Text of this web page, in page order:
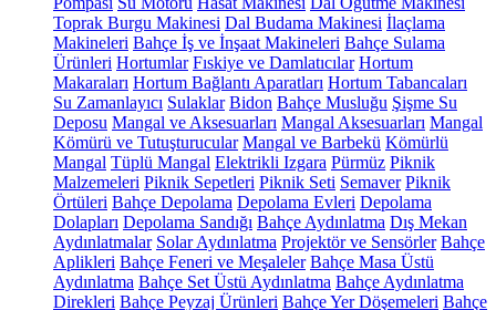
Toprak Burgu Makinesi Dal Budama Makinesi İlaçlama
Makineleri Bahçe İş ve İnşaat Makineleri Bahçe Sulama
Ürünleri Hortumlar Fıskiye ve Damlatıcılar Hortum
Makaraları Hortum Bağlantı Aparatları Hortum Tabancaları
Su Zamanlayıcı Sulaklar Bidon Bahçe Musluğu Şişme Su
Deposu Mangal ve Aksesuarları Mangal Aksesuarları Mangal
Kömürü ve Tutuşturucular Mangal ve Barbekü Kömürlü
Mangal Tüplü Mangal Elektrikli Izgara Pürmüz Piknik
Malzemeleri Piknik Sepetleri Piknik Seti Semaver Piknik
Örtüleri Bahçe Depolama Depolama Evleri Depolama
Dolapları Depolama Sandığı Bahçe Aydınlatma Dış Mekan
Aydınlatmalar Solar Aydınlatma Projektör ve Sensörler Bahçe
Aplikleri Bahçe Feneri ve Meşaleler Bahçe Masa Üstü
Aydınlatma Bahçe Set Üstü Aydınlatma Bahçe Aydınlatma
Direkleri Bahçe Peyzaj Ürünleri Bahçe Yer Döşemeleri Bahçe